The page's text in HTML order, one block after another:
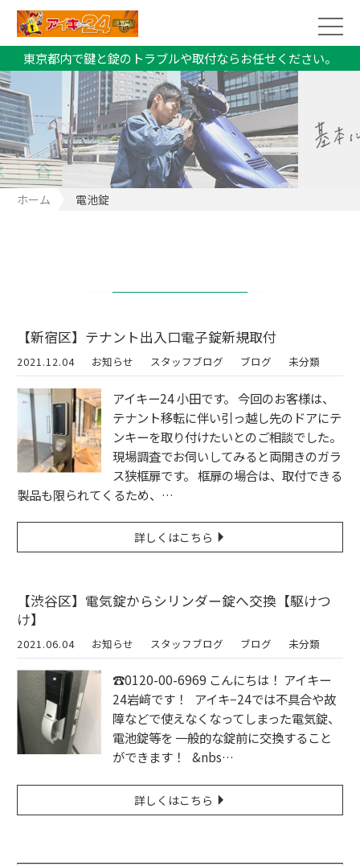
東京都内で鍵と錠のトラブルや取付ならお任せください。
ホーム 電池錠
【新宿区】テナント出入口電子錠新規取付
2021.12.04 お知らせ スタッフブログ ブログ 未分類
アイキー24 小田です。 今回のお客様は、
テナント移転に伴い引っ越し先のドアにテ
ンキーを取り付けたいとのご相談でした。
現場調査でお伺いしてみると両開きのガラ
ス狭框扉です。 框扉の場合は、取付できる
製品も限られてくるため、…
詳しくはこちら
【渋谷区】電気錠からシリンダー錠へ交換【駆けつ
け】
2021.06.04 お知らせ スタッフブログ ブログ 未分類
☎︎0120-00-6969 こんにちは！ アイキー
24岩﨑です！ アイキ−24では不具合や故
障などで使えなくなってしまった電気錠、
電池錠等を 一般的な錠前に交換すること
ができます！ &nbs…
詳しくはこちら